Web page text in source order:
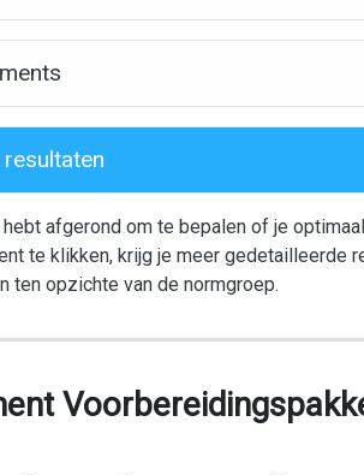
resultaten
afgerond om te bepalen of je
te klikken, krijg je meer gedetailleerde
ten opzichte van de normgroep.